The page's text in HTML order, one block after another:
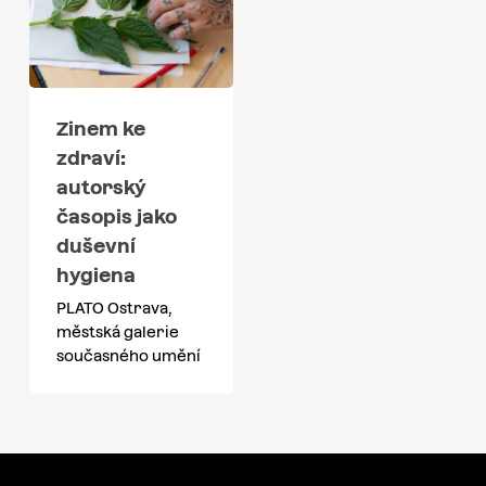
Zinem ke
zdraví:
autorský
časopis jako
duševní
hygiena
PLATO Ostrava,
městská galerie
současného umění